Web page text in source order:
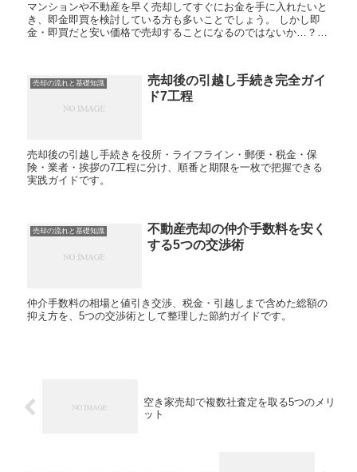
マンションや不動産を早く売却してすぐにお金を手に入れたいと
き、即金即買を検討している方も多いことでしょう。 しかし即
金・即買だと安い価格で売却することになるのではないか…？と
売却の流れと基礎知識
売却後の引越し手続き完全ガイ
ド7工程
売却後の引越し手続きを役所・ライフライン・郵便・税金・保
険・業者・挨拶の7工程に分け、順番と期限を一枚で把握できる
実践ガイドです。
売却の流れと基礎知識
不動産売却の仲介手数料を安く
する5つの交渉術
仲介手数料の相場と値引き交渉、税金・引越しまで含めた総額の
抑え方を、5つの交渉術として整理した節約ガイドです。
空き家売却で複数社査定を取る5つのメリ
ット